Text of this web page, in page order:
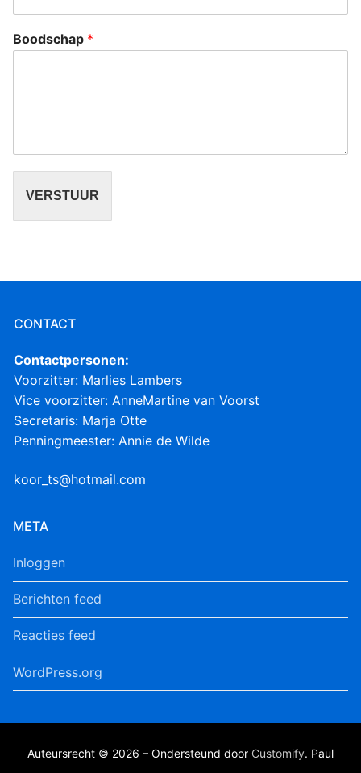
Boodschap *
VERSTUUR
CONTACT
Contactpersonen:
Voorzitter: Marlies Lambers
Vice voorzitter: AnneMartine van Voorst
Secretaris: Marja Otte
Penningmeester: Annie de Wilde
koor_ts@hotmail.com
META
Inloggen
Berichten feed
Reacties feed
WordPress.org
Auteursrecht © 2026 – Ondersteund door Customify. Paul